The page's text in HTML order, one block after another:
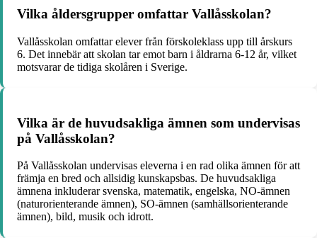
Vilka åldersgrupper omfattar Vallåsskolan?
Vallåsskolan omfattar elever från förskoleklass upp till årskurs
6. Det innebär att skolan tar emot barn i åldrarna 6-12 år, vilket
motsvarar de tidiga skolåren i Sverige.
Vilka är de huvudsakliga ämnen som undervisas
på Vallåsskolan?
På Vallåsskolan undervisas eleverna i en rad olika ämnen för att
främja en bred och allsidig kunskapsbas. De huvudsakliga
ämnena inkluderar svenska, matematik, engelska, NO-ämnen
(naturorienterande ämnen), SO-ämnen (samhällsorienterande
ämnen), bild, musik och idrott.